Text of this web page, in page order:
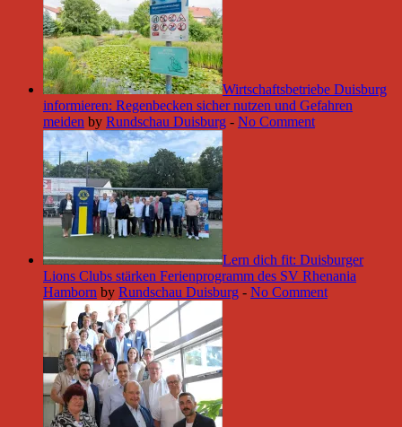
Wirtschaftsbetriebe Duisburg
informieren: Regenbecken sicher nutzen und Gefahren
meiden by Rundschau Duisburg - No Comment
Lern dich fit: Duisburger
Lions Clubs stärken Ferienprogramm des SV Rhenania
Hamborn by Rundschau Duisburg - No Comment